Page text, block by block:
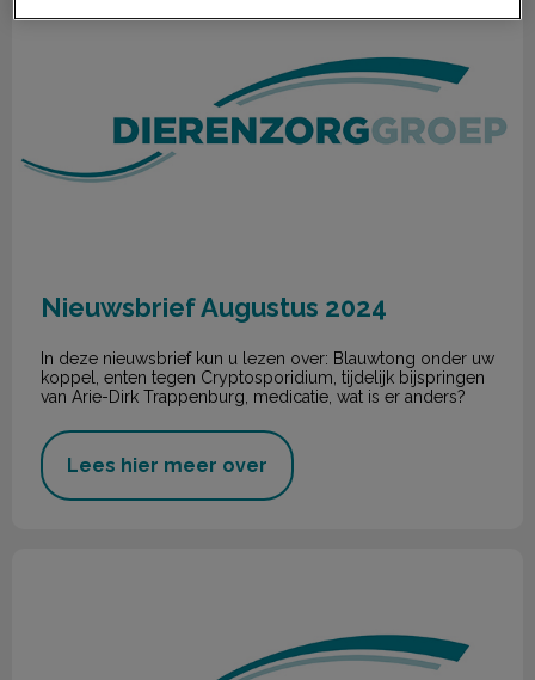
Nieuwsbrief Augustus 2024
In deze nieuwsbrief kun u lezen over: Blauwtong onder uw
koppel, enten tegen Cryptosporidium, tijdelijk bijspringen
van Arie-Dirk Trappenburg, medicatie, wat is er anders?
Lees hier meer over